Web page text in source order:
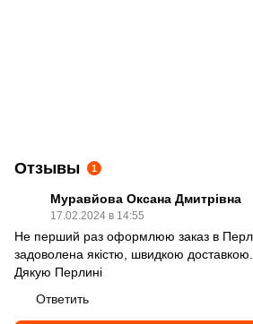
Отзывы 1
Муравйова Оксана Дмитрівна
17.02.2024 в 14:55
Не перший раз оформлюю заказ в
задоволена якістю, швидкою
Дякую Перлині
Ответить